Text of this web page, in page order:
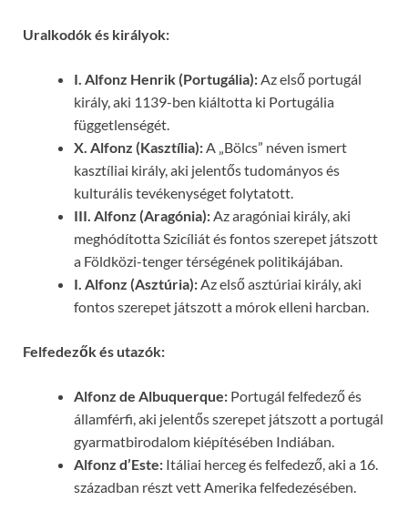
Uralkodók és királyok:
I. Alfonz Henrik (Portugália):Az első portugál
király, aki 1139-ben kiáltotta ki Portugália
függetlenségét.
X. Alfonz (Kasztília):A „Bölcs” néven ismert
kasztíliai király, aki jelentős tudományos és
kulturális tevékenységet folytatott.
III. Alfonz (Aragónia):Az aragóniai király, aki
meghódította Szicíliát és fontos szerepet játszott
a Földközi-tenger térségének politikájában.
I. Alfonz (Asztúria):Az első asztúriai király, aki
fontos szerepet játszott a mórok elleni harcban.
Felfedezők és utazók:
Alfonz de Albuquerque: Portugál felfedező és
államférfi, aki jelentős szerepet játszott a portugál
gyarmatbirodalom kiépítésében Indiában.
Alfonz d’Este: Itáliai herceg és felfedező, aki a 16.
században részt vett Amerika felfedezésében.